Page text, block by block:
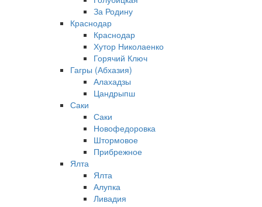
За Родину
Краснодар
Краснодар
Хутор Николаенко
Горячий Ключ
Гагры (Абхазия)
Алахадзы
Цандрыпш
Саки
Саки
Новофедоровка
Штормовое
Прибрежное
Ялта
Ялта
Алупка
Ливадия